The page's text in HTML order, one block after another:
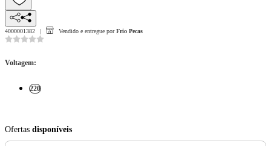
4000001382 Vendido e entregue por Frio Pecas
Voltagem:
220
Ofertas disponíveis